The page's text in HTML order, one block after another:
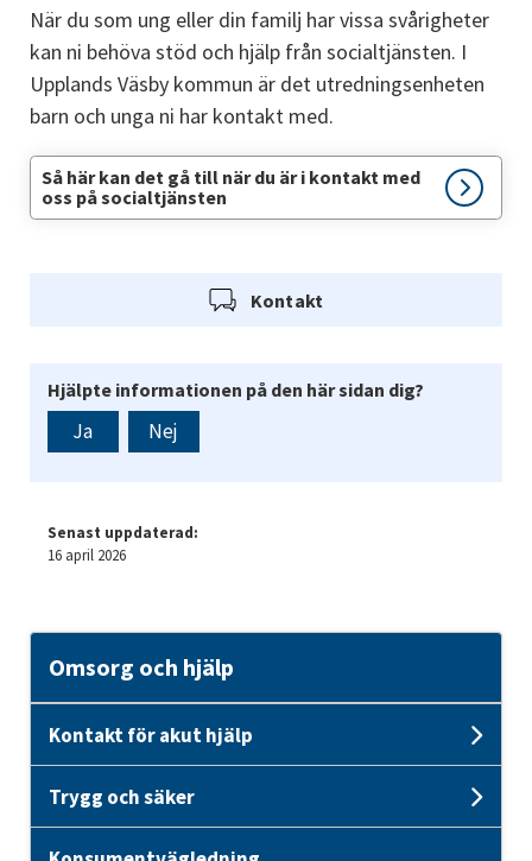
När du som ung eller din familj har vissa svårigheter
kan ni behöva stöd och hjälp från socialtjänsten. I
Upplands Väsby kommun är det utredningsenheten
barn och unga ni har kontakt med.
Så här kan det gå till när du är i kontakt med
oss på socialtjänsten
Kontakt
Hjälpte informationen på den här sidan dig?
Ja Nej
Senast uppdaterad:
16 april 2026
Omsorg och hjälp
Kontakt för akut hjälp
Trygg och säker